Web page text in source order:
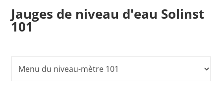
Jauges de niveau d'eau Solinst
101